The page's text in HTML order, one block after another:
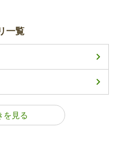
各区の市民総合窓口課
できます。※紛失の場
手続き）
以上いる場合は、新た
変更の届出が必要とな
一覧